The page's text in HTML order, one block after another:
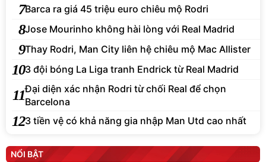
7Barca ra giá 45 triệu euro chiêu mộ Rodri
8Jose Mourinho không hài lòng với Real Madrid
9Thay Rodri, Man City liên hệ chiêu mộ Mac Allister
103 đội bóng La Liga tranh Endrick từ Real Madrid
11Đại diện xác nhận Rodri từ chối Real để chọn
Barcelona
123 tiền vệ có khả năng gia nhập Man Utd cao nhất
NỔI BẬT